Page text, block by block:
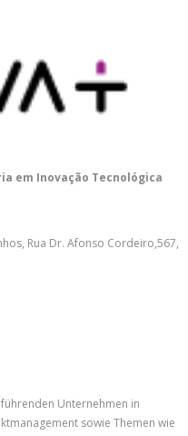
em Inovação Tecnológica
Rua Dr. Afonso Cordeiro,567,
Unternehmen in
sowie Themen wie